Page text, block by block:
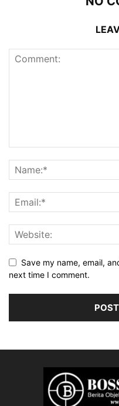
Save my name, email,
next time I comment.